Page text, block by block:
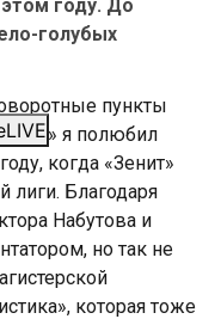
LIVE
году. До
голубых
пункты
я полюбил
когда «Зенит»
Благодаря
Набутова и
но так не
которая тоже